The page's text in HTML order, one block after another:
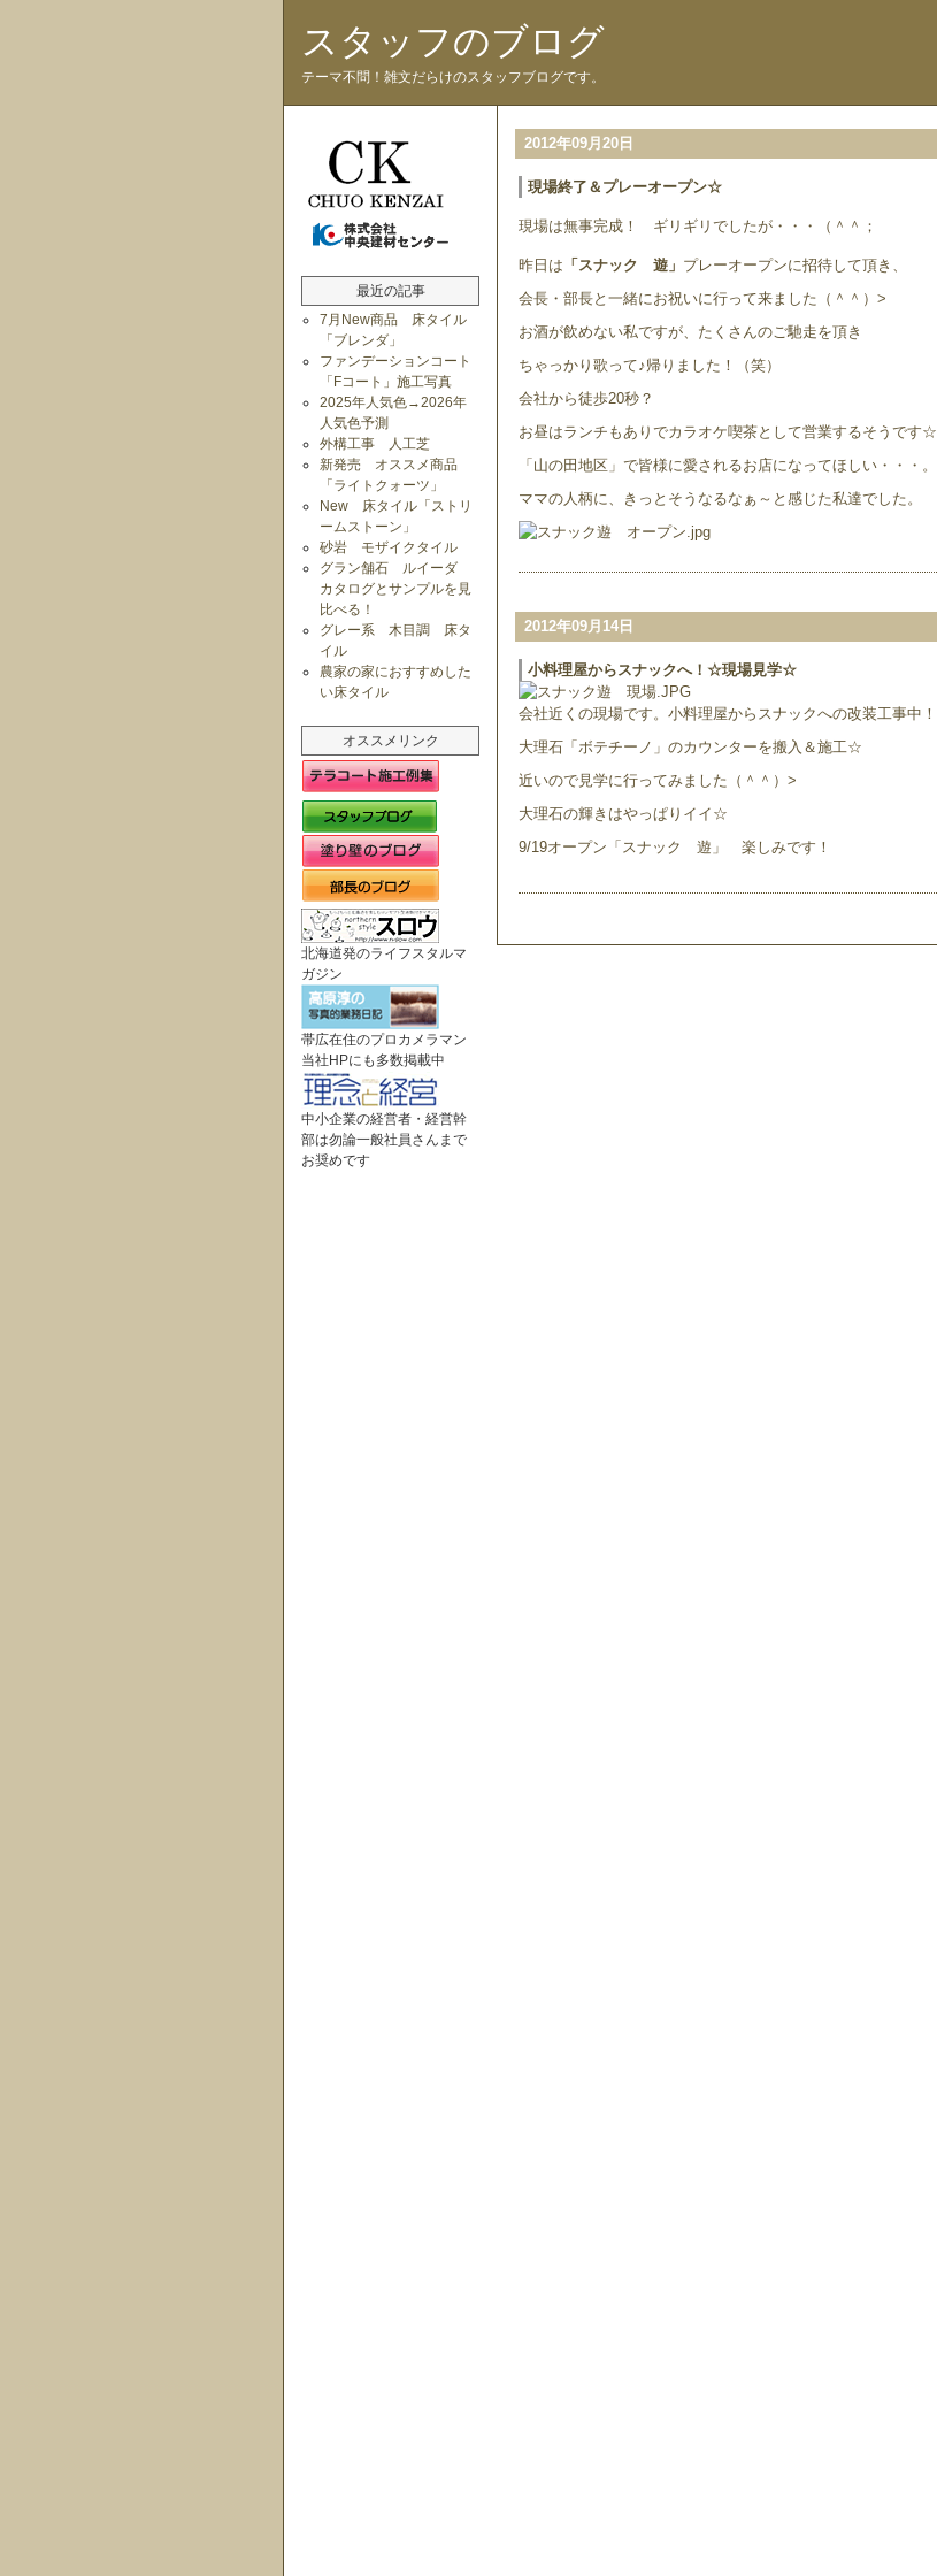
スタッフのブログ
テーマ不問！雑文だらけのスタッフブログです。
最近の記事
7月New商品 床タイル
「ブレンダ」
ファンデーションコート
「Fコート」施工写真
2025年人気色→2026年
人気色予測
外構工事 人工芝
新発売 オススメ商品
「ライトクォーツ」
New 床タイル「ストリ
ームストーン」
砂岩 モザイクタイル
グラン舗石 ルイーダ
カタログとサンプルを見
比べる！
グレー系 木目調 床タ
イル
農家の家におすすめした
い床タイル
オススメリンク
北海道発のライフスタルマ
ガジン
帯広在住のプロカメラマン
当社HPにも多数掲載中
中小企業の経営者・経営幹
部は勿論一般社員さんまで
お奨めです
2012年09月20日
現場終了＆プレーオープン☆
現場は無事完成！ ギリギリでしたが・・・（＾＾；
昨日は 「スナック 遊」 プレーオープンに招待して頂き、
会長・部長と一緒にお祝いに行って来ました（＾＾）>
お酒が飲めない私ですが、たくさんのご馳走を頂き
ちゃっかり歌って♪帰りました！（笑）
会社から徒歩20秒？
お昼はランチもありでカラオケ喫茶として営業するそうです☆
「山の田地区」で皆様に愛されるお店になってほしい・・・。
ママの人柄に、きっとそうなるなぁ～と感じた私達でした。
2012年09月14日
小料理屋からスナックへ！☆現場見学☆
会社近くの現場です。小料理屋からスナックへの改装工事中！
大理石「ボテチーノ」のカウンターを搬入＆施工☆
近いので見学に行ってみました（＾＾）>
大理石の輝きはやっぱりイイ☆
9/19オープン「スナック 遊」 楽しみです！